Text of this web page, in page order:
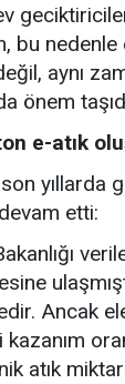
bu nedenle
aynı
önem
e-atık
etti:
Ancak
atık